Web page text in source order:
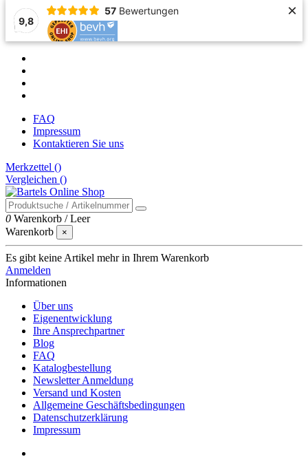
9,8
57 Bewertungen ×
FAQ
Impressum
Kontaktieren Sie uns
Merkzettel ()
Vergleichen ()
0 Warenkorb /Leer
Warenkorb
×
Es gibt keine Artikel mehr in Ihrem Warenkorb
Anmelden
Informationen
Über uns
Eigenentwicklung
Ihre Ansprechpartner
Blog
FAQ
Katalogbestellung
Newsletter Anmeldung
Versand und Kosten
Allgemeine Geschäftsbedingungen
Datenschutzerklärung
Impressum